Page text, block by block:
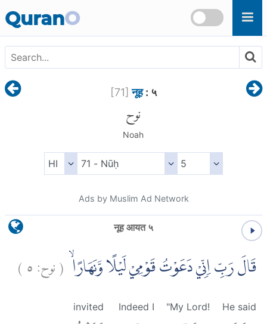
QuranO
[71] नूह: ५
نوح
Noah
Ads by Muslim Ad Network
नूह आयत ५
قَالَ رَبِّ اِنِّيْ دَعَوْتُ قَوْمِيْ لَيْلًا وَّنَهَارًاۙ (نوح:٥)
He said
"My Lord!
Indeed I
invited